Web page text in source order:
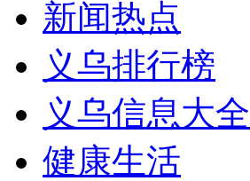
新闻热点
义乌排行榜
义乌信息大全
健康生活